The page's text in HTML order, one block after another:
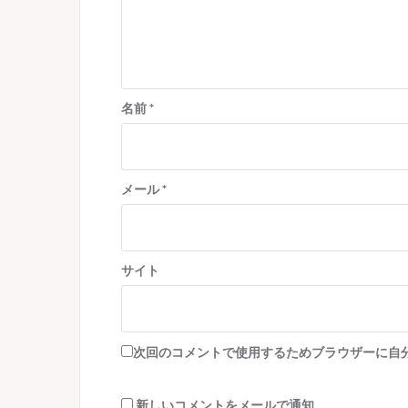
名前*
メール*
サイト
次回のコメントで使用するためブラウザーに